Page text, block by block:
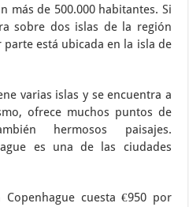
más de 500.000 habitantes. Si
sobre dos islas de la región
está ubicada en la isla de
varias islas y se encuentra a
ofrece muchos puntos de
hermosos paisajes.
es una de las ciudades
cuesta €950 por